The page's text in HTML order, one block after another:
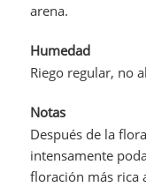
arena.
Humedad
Riego regular, no
Notas
Después de la
intensamente
floración más rica